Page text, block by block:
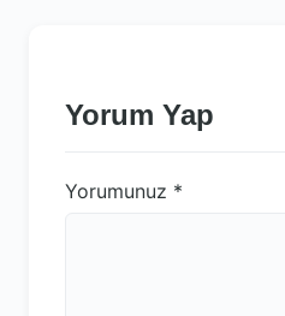
Yorum Yap
Yorumunuz *